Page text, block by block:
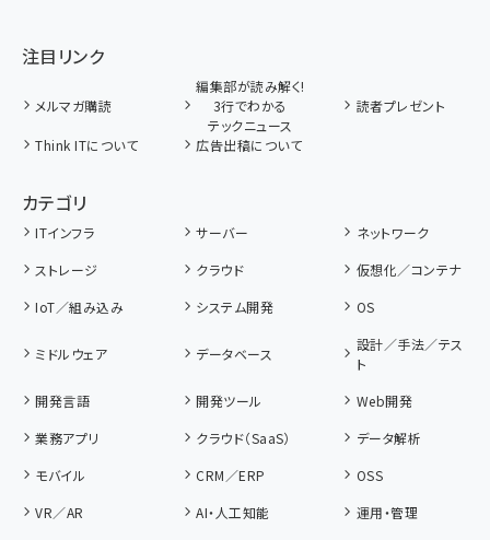
注目リンク
メルマガ購読
編集部が読み解く!
3行でわかる
テックニュース
読者プレゼント
Think ITについて 広告出稿について
カテゴリ
ITインフラ サーバー
ネットワーク
ストレージ
クラウド
仮想化／コンテナ
IoT／組み込み
システム開発 OS
ミドルウェア データベース
設計／手法／テス
ト
開発言語
開発ツール
Web開発
業務アプリ
クラウド（SaaS）
データ解析
モバイル
CRM／ERP
OSS
VR／AR
AI・人工知能
運用・管理